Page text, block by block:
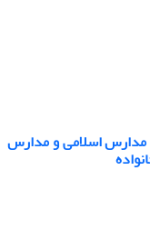
اسلامی و مدارس